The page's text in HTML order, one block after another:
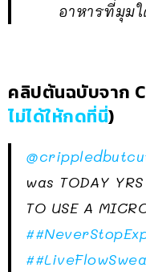
อาหารที่มุม
คลิปต้นฉบับจาก
ไม่ได้ให้กดที่นี่)
was TODAY
TO USE A